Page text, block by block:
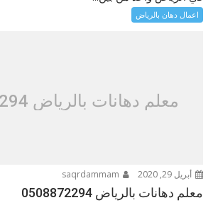
اعمال دهان بالرياض
معلم دهانات بالرياض 0508872294
أبريل 29, 2020
معلم دهانات بالرياض 0508872294